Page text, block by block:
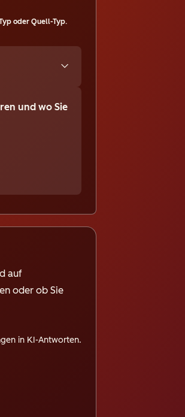
oder Quell-Typ.
und wo Sie
auf
oder ob Sie
in KI-Antworten.